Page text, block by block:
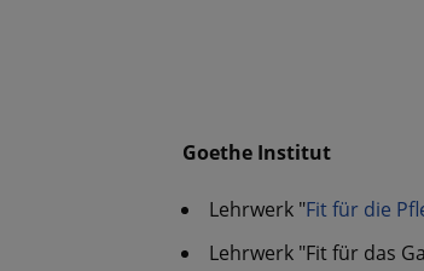
Goethe Institut
Lehrwerk "Fit für die
Lehrwerk "Fit für das